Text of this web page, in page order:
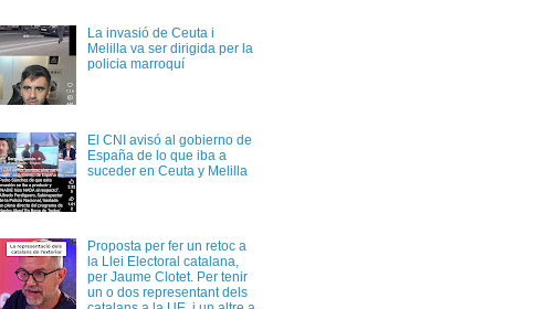
La invasió de Ceuta i
Melilla va ser dirigida per la
policia marroquí
El CNI avisó al gobierno de
España de lo que iba a
suceder en Ceuta y Melilla
Proposta per fer un retoc a
la Llei Electoral catalana,
per Jaume Clotet. Per tenir
un o dos representant dels